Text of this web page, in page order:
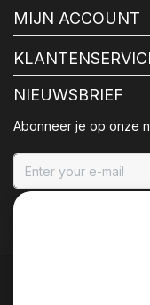
MIJN ACCOUNT
NIEUWSBRIEF
Abonneer je op onze